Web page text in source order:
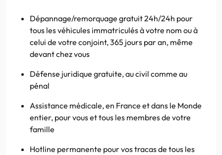
Dépannage/remorquage gratuit 24h/24h pour
tous les véhicules immatriculés à votre nom ou à
celui de votre conjoint, 365 jours par an, même
devant chez vous
Défense juridique gratuite, au civil comme au
pénal
Assistance médicale, en France et dans le Monde
entier, pour vous et tous les membres de votre
famille
Hotline permanente pour vos tracas de tous les